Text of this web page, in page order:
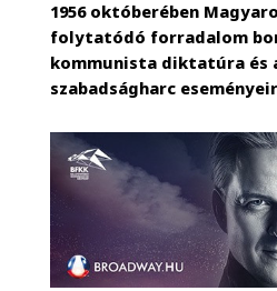
1956 októberében
folytatódó forradalom
kommunista diktatúra és
szabadságharc